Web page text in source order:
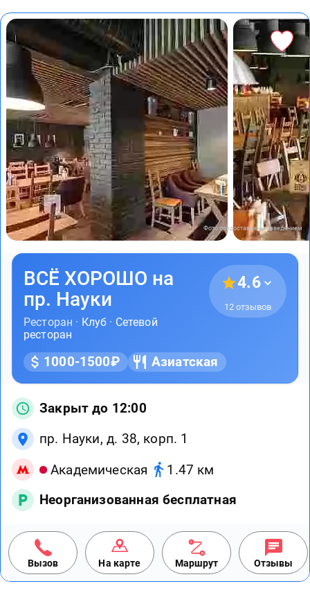
Фото предоставлены заведением
ВСЁ ХОРОШО на
пр. Науки
Ресторан · Клуб · Сетевой
ресторан
4.6
12 отзывов
1000-1500₽ Азиатская
Закрыт до 12:00
пр. Науки, д. 38, корп. 1
Академическая
1.47 км
Неорганизованная бесплатная
Вызов На карте Маршрут Отзывы